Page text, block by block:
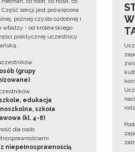
Część lekcji jest poświęcona
później czysto ozdobnej i
- od królewskiego
praktycznej uczestnicy
(grupy
edukacja
szkoła
(kl. 4-8)
dla osób
niepełnosprawnością